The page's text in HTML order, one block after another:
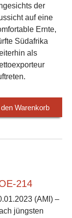
der
auf eine
Ernte,
Südafrika
als
den Warenkorb
214
(AMI) –
jüngsten